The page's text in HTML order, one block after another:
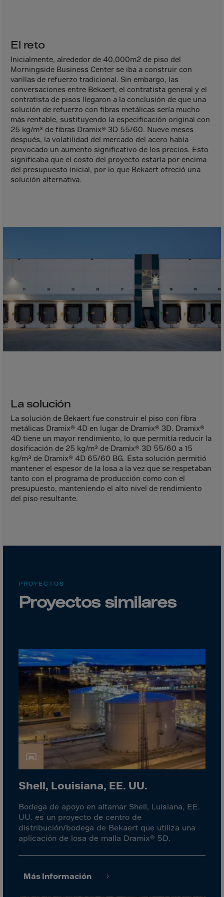
Azerbaijan
Bahamas
Bahrain
Bangladesh
Barbados
Belarus
Belgium
Belize
Benin
Bolivia
Botswana
Brazil
Brit.Ind.Oc.Ter
Brit.Virgin Is.
Buesingen
Burundi
Cambodia
Cameroon
Canada
Canary Islands
Cape Verdian
Cayman Islands
Chad
Cocos Islands
Congo
Cook Islands
Costa Rica
Croatia
Cuba
Curaçao
Cyprus
Czech Republic
Dem. Rep. Congo
Denmark
Djibouti
Dominica
Egypt
El reto
Inicialmente, alrededor de 40,000m2 de piso del
Morningside Business Center se iba a construir con
varillas de refuerzo tradicional. Sin embargo, las
conversaciones entre Bekaert, el contratista general y el
contratista de pisos llegaron a la conclusión de que una
solución de refuerzo con fibras metálicas sería mucho
más rentable, sustituyendo la especificación original con
25 kg/m³ de fibras Dramix® 3D 55/60. Nueve meses
después, la volatilidad del mercado del acero había
provocado un aumento significativo de los precios. Esto
significaba que el costo del proyecto estaría por encima
del presupuesto inicial, por lo que Bekaert ofreció una
solución alternativa.
La solución
La solución de Bekaert fue construir el piso con fibra
metálicas Dramix® 4D en lugar de Dramix® 3D. Dramix®
4D tiene un mayor rendimiento, lo que permitía reducir la
dosificación de 25 kg/m³ de Dramix® 3D 55/60 a 15
kg/m³ de Dramix® 4D 65/60 BG. Esta solución permitió
mantener el espesor de la losa a la vez que se respetaban
tanto con el programa de producción como con el
presupuesto, manteniendo el alto nivel de rendimiento
del piso resultante.
PROYECTOS
Proyectos similares
Shell, Louisiana, EE. UU.
Bodega de apoyo en altamar Shell, Luisiana, EE.
UU. es un proyecto de centro de
distribución/bodega de Bekaert que utiliza una
aplicación de losa de malla Dramix® 5D.
Más Información